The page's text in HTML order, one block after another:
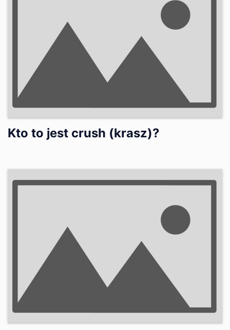
Kto to jest crush (krasz)?